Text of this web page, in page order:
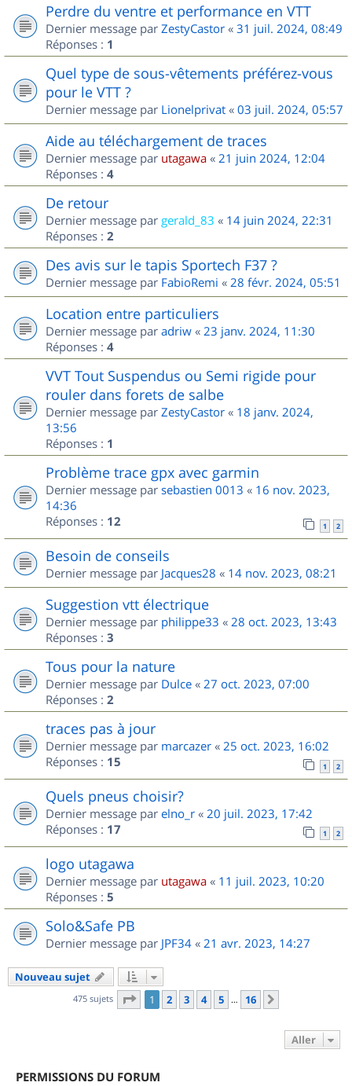
Perdre du ventre et performance en VTT
Dernier message par ZestyCastor « 31 juil. 2024, 08:49
Réponses : 1
Quel type de sous-vêtements préférez-vous
pour le VTT ?
Dernier message par Lionelprivat « 03 juil. 2024, 05:57
Aide au téléchargement de traces
Dernier message par utagawa « 21 juin 2024, 12:04
Réponses : 4
De retour
Dernier message par gerald_83 « 14 juin 2024, 22:31
Réponses : 2
Des avis sur le tapis Sportech F37 ?
Dernier message par FabioRemi « 28 févr. 2024, 05:51
Location entre particuliers
Dernier message par adriw « 23 janv. 2024, 11:30
Réponses : 4
VVT Tout Suspendus ou Semi rigide pour
rouler dans forets de salbe
Dernier message par ZestyCastor « 18 janv. 2024,
13:56
Réponses : 1
Problème trace gpx avec garmin
Dernier message par sebastien 0013 « 16 nov. 2023,
14:36
Réponses : 12 1 2
Besoin de conseils
Dernier message par Jacques28 « 14 nov. 2023, 08:21
Suggestion vtt électrique
Dernier message par philippe33 « 28 oct. 2023, 13:43
Réponses : 3
Tous pour la nature
Dernier message par Dulce « 27 oct. 2023, 07:00
Réponses : 2
traces pas à jour
Dernier message par marcazer « 25 oct. 2023, 16:02
Réponses : 15 1 2
Quels pneus choisir?
Dernier message par elno_r « 20 juil. 2023, 17:42
Réponses : 17 1 2
logo utagawa
Dernier message par utagawa « 11 juil. 2023, 10:20
Réponses : 5
Solo&Safe PB
Dernier message par JPF34 « 21 avr. 2023, 14:27
Nouveau sujet
475 sujets Page 1sur
1 2 3 4 5 … 16
Aller
PERMISSIONS DU FORUM